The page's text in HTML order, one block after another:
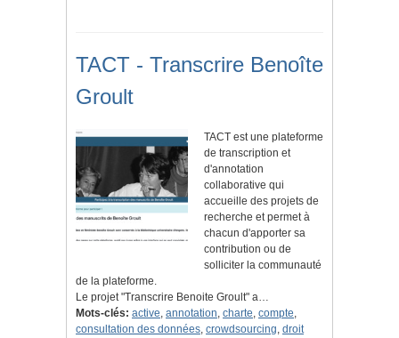
TACT - Transcrire Benoîte
Groult
TACT est une plateforme
de transcription et
d'annotation
collaborative qui
accueille des projets de
recherche et permet à
chacun d'apporter sa
contribution ou de
solliciter la communauté
de la plateforme.
Le projet "Transcrire Benoite Groult" a…
Mots-clés: active, annotation, charte, compte,
consultation des données, crowdsourcing, droit